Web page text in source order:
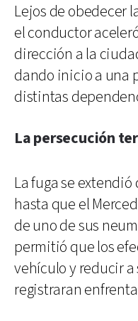
Lejos de obedecer
el conductor
dirección a la
dando inicio a una
distintas
La persecución
La fuga se
hasta que el
de uno de sus
permitió que los
vehículo y reducir
registraran